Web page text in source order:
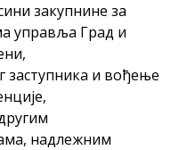
закупнине за
управља Град и
и вођење
надлежним